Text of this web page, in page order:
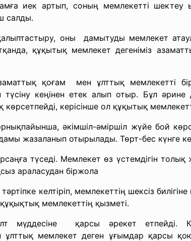
иек артып, соның мемлекетті
салды.
оны дамытуды мемлекет
құқытық мемлекет дегеніміз
қоғам мен ұлттық мемлекетті
кеңінен етек алып отыр. Бұл
керісінше ол құқытық
әкімшіл-әміршіл жүйе бой
жазаланып отырылады. Төрт-бес күнге
түседі. Мемлекет өз үстемдігін
араласудан біржола
келтіріп, мемлекеттің шексіз
мемлекеттің қызметі.
мүддесіне қарсы әрекет етпейді.
мемлекет деген ұғымдар қарсы